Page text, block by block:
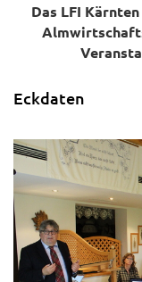
Das LFI
Eckdaten